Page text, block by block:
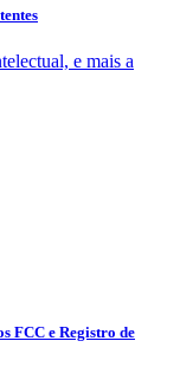
e mais a
FCC e Registro de